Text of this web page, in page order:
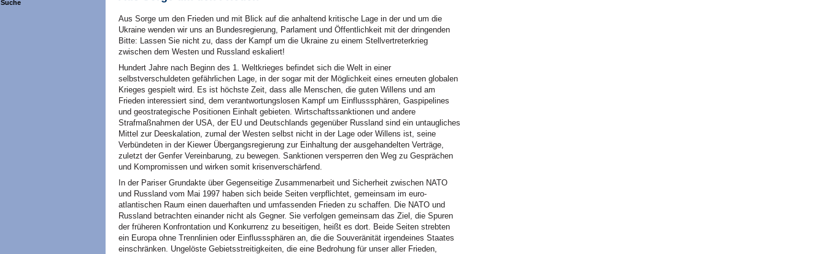
Suche
Aus Sorge um den Frieden und mit Blick auf die anhaltend kritische Lage in der und um die
Ukraine wenden wir uns an Bundesregierung, Parlament und Öffentlichkeit mit der dringenden
Bitte: Lassen Sie nicht zu, dass der Kampf um die Ukraine zu einem Stellvertreterkrieg
zwischen dem Westen und Russland eskaliert!
Hundert Jahre nach Beginn des 1. Weltkrieges befindet sich die Welt in einer
selbstverschuldeten gefährlichen Lage, in der sogar mit der Möglichkeit eines erneuten globalen
Krieges gespielt wird. Es ist höchste Zeit, dass alle Menschen, die guten Willens und am
Frieden interessiert sind, dem verantwortungslosen Kampf um Einflusssphären, Gaspipelines
und geostrategische Positionen Einhalt gebieten. Wirtschaftssanktionen und andere
Strafmaßnahmen der USA, der EU und Deutschlands gegenüber Russland sind ein untaugliches
Mittel zur Deeskalation, zumal der Westen selbst nicht in der Lage oder Willens ist, seine
Verbündeten in der Kiewer Übergangsregierung zur Einhaltung der ausgehandelten Verträge,
zuletzt der Genfer Vereinbarung, zu bewegen. Sanktionen versperren den Weg zu Gesprächen
und Kompromissen und wirken somit krisenverschärfend.
In der Pariser Grundakte über Gegenseitige Zusammenarbeit und Sicherheit zwischen NATO
und Russland vom Mai 1997 haben sich beide Seiten verpflichtet, gemeinsam im euro-
atlantischen Raum einen dauerhaften und umfassenden Frieden zu schaffen. Die NATO und
Russland betrachten einander nicht als Gegner. Sie verfolgen gemeinsam das Ziel, die Spuren
der früheren Konfrontation und Konkurrenz zu beseitigen, heißt es dort. Beide Seiten strebten
ein Europa ohne Trennlinien oder Einflusssphären an, die die Souveränität irgendeines Staates
einschränken. Ungelöste Gebietsstreitigkeiten, die eine Bedrohung für unser aller Frieden,